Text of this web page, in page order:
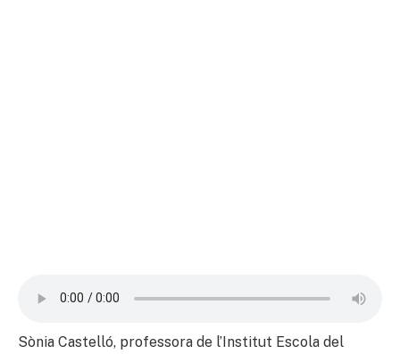
Sònia Castelló, professora de l’Institut Escola del